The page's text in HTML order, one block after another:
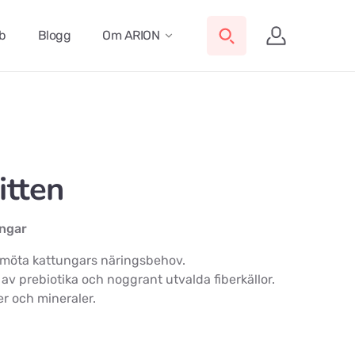
Blogg Om ARION
kattungars näringsbehov.
prebiotika och noggrant utvalda fiberkällor.
och mineraler.